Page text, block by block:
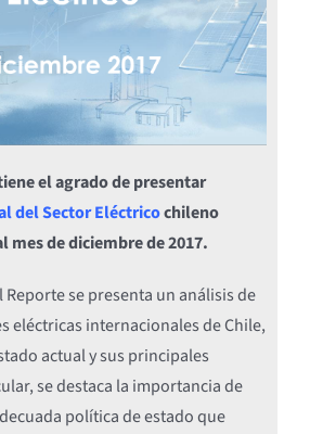
el agrado de presentar
del Sector Eléctricochileno
mes de diciembre de 2017.
Reporte se presenta un análisis de
eléctricas internacionales de Chile,
actual y sus principales
se destaca la importancia de
política de estado que